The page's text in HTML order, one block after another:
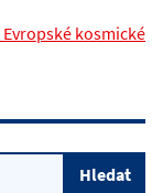
kosmické